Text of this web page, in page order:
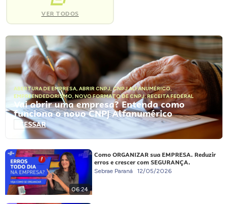
VER TODOS
ABERTURA DE EMPRESA, ABRIR CNPJ,CNPJ ALFANUMÉRICO,
EMPREENDEDORISMO, NOVO FORMATO DE CNPJ,RECEITA FEDERAL
Vai abrir uma empresa? Entenda como
funciona o novo CNPJ Alfanumérico
ACESSAR
06:24
Como ORGANIZAR sua EMPRESA. Reduzir
erros e crescer com SEGURANÇA.
Sebrae Paraná 12/05/2026